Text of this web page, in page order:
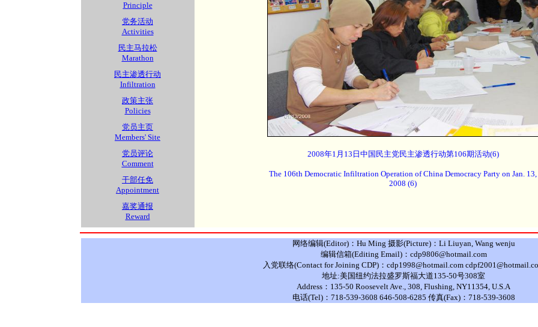
Principle
党务活动
Activities
民主马拉松
Marathon
民主渗透行动
Infiltration
政策主张
Policies
党员主页
Members' Site
党员评论
Comment
干部任免
Appointment
嘉奖通报
Reward
2008年1月13日中国民主党民主渗透行动第106期活动(6)
The 106th Democratic Infiltration Operation of China Democracy Party on Jan. 13,
2008 (6)
网络编辑(Editor)：Hu Ming 摄影(Picture)：Li Liuyan, Wang wenju
编辑信箱(Editing Email)：cdp9806@hotmail.com
入党联络(Contact for Joining CDP)：cdp1998@hotmail.com
地址:美国纽约法拉盛罗斯福大道135-50号308室
Address：135-50 Roosevelt Ave., 308, Flushing, NY11354, U.S.A
电话(Tel)：718-539-3608 646-508-6285 传真(Fax)：718-539-3608